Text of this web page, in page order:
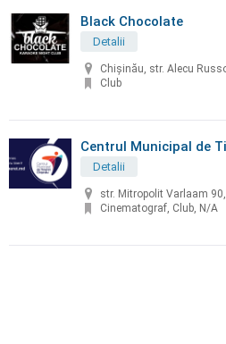
Black Chocolate
Detalii
Chişinău, str. Alecu
Club
Centrul Municipal de
Detalii
str. Mitropolit Varlaam
Cinematograf, Club, N/A